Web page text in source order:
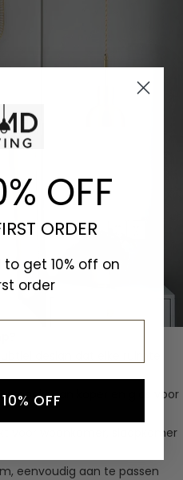
design dat elke ruimte
van koper en glas voor
voor woonkamer, slaapkamer
eenvoudig aan te passen
OFF
ORDER
get 10% off on
order
OFF